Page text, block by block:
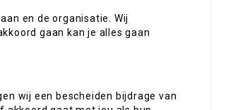
en de organisatie. Wij
gaan kan je alles gaan
wij een bescheiden bijdrage van